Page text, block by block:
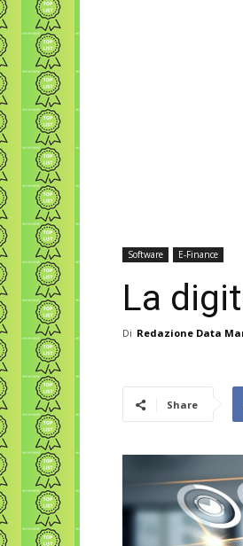
Software E-Finance
La
Di Redazione Data
Share